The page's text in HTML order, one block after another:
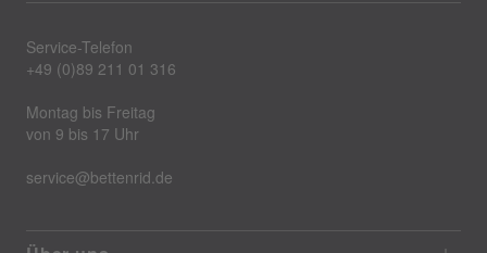
Service-Telefon
+49 (0)89 211 01 316
Montag bis Freitag
von 9 bis 17 Uhr
service@bettenrid.de